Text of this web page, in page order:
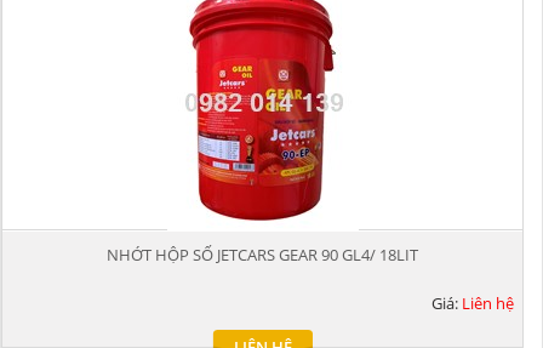
NHỚT HỘP SỐ JETCARS GEAR 90 GL4/ 18LIT
Giá: Liên hệ